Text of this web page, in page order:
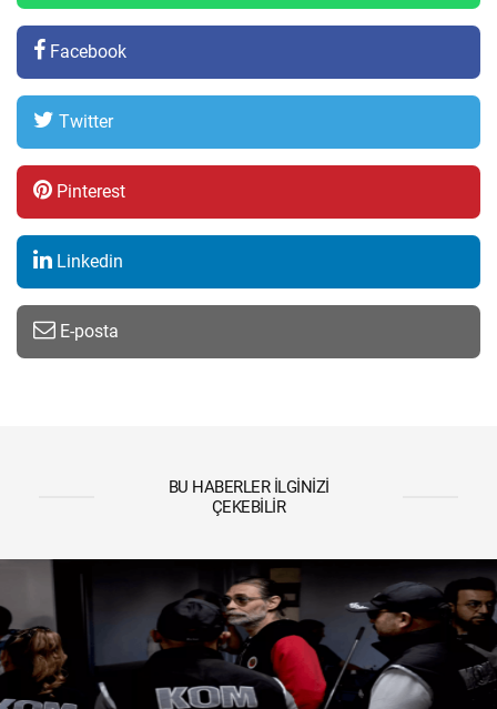
Facebook
Twitter
Pinterest
Linkedin
E-posta
BU HABERLER İLGINIZI
ÇEKEBILIR